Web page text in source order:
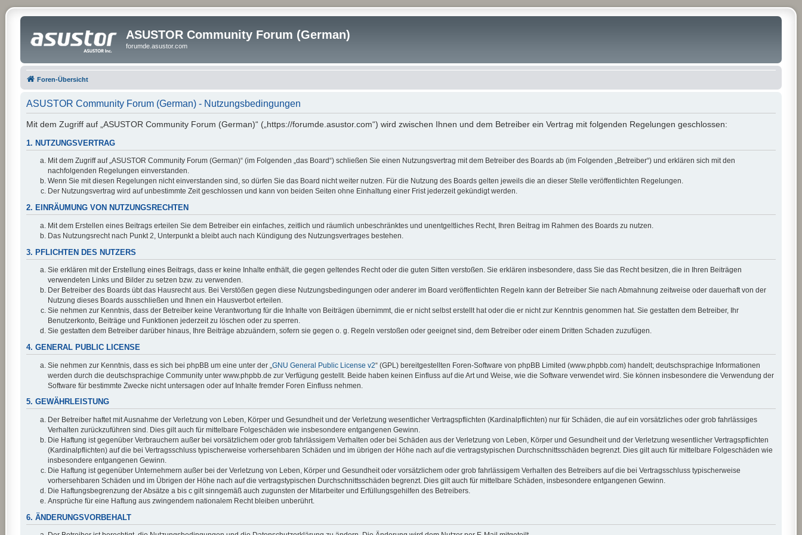
ASUSTOR Community Forum (German)
forumde.asustor.com
Foren-Übersicht
ASUSTOR Community Forum (German) - Nutzungsbedingungen
Mit dem Zugriff auf „ASUSTOR Community Forum (German)“ („https://forumde.asustor.com“) wird zwischen Ihnen und dem Betreiber ein Vertrag mit folgenden Regelungen geschlossen:
1. NUTZUNGSVERTRAG
Mit dem Zugriff auf „ASUSTOR Community Forum (German)“ (im Folgenden „das Board“) schließen Sie einen Nutzungsvertrag mit dem Betreiber des Boards ab (im Folgenden „Betreiber“) und erklären sich mit den
nachfolgenden Regelungen einverstanden.
Wenn Sie mit diesen Regelungen nicht einverstanden sind, so dürfen Sie das Board nicht weiter nutzen. Für die Nutzung des Boards gelten jeweils die an dieser Stelle veröffentlichten Regelungen.
Der Nutzungsvertrag wird auf unbestimmte Zeit geschlossen und kann von beiden Seiten ohne Einhaltung einer Frist jederzeit gekündigt werden.
2. EINRÄUMUNG VON NUTZUNGSRECHTEN
Mit dem Erstellen eines Beitrags erteilen Sie dem Betreiber ein einfaches, zeitlich und räumlich unbeschränktes und unentgeltliches Recht, Ihren Beitrag im Rahmen des Boards zu nutzen.
Das Nutzungsrecht nach Punkt 2, Unterpunkt a bleibt auch nach Kündigung des Nutzungsvertrages bestehen.
3. PFLICHTEN DES NUTZERS
Sie erklären mit der Erstellung eines Beitrags, dass er keine Inhalte enthält, die gegen geltendes Recht oder die guten Sitten verstoßen. Sie erklären insbesondere, dass Sie das Recht besitzen, die in Ihren Beiträgen
verwendeten Links und Bilder zu setzen bzw. zu verwenden.
Der Betreiber des Boards übt das Hausrecht aus. Bei Verstößen gegen diese Nutzungsbedingungen oder anderer im Board veröffentlichten Regeln kann der Betreiber Sie nach Abmahnung zeitweise oder dauerhaft von der
Nutzung dieses Boards ausschließen und Ihnen ein Hausverbot erteilen.
Sie nehmen zur Kenntnis, dass der Betreiber keine Verantwortung für die Inhalte von Beiträgen übernimmt, die er nicht selbst erstellt hat oder die er nicht zur Kenntnis genommen hat. Sie gestatten dem Betreiber, Ihr
Benutzerkonto, Beiträge und Funktionen jederzeit zu löschen oder zu sperren.
Sie gestatten dem Betreiber darüber hinaus, Ihre Beiträge abzuändern, sofern sie gegen o. g. Regeln verstoßen oder geeignet sind, dem Betreiber oder einem Dritten Schaden zuzufügen.
4. GENERAL PUBLIC LICENSE
Sie nehmen zur Kenntnis, dass es sich bei phpBB um eine unter der „ GNU General Public License v2“ (GPL) bereitgestellten Foren-Software von phpBB Limited (www.phpbb.com) handelt; deutschsprachige Informationen
werden durch die deutschsprachige Community unter www.phpbb.de zur Verfügung gestellt. Beide haben keinen Einfluss auf die Art und Weise, wie die Software verwendet wird. Sie können insbesondere die Verwendung der
Software für bestimmte Zwecke nicht untersagen oder auf Inhalte fremder Foren Einfluss nehmen.
5. GEWÄHRLEISTUNG
Der Betreiber haftet mit Ausnahme der Verletzung von Leben, Körper und Gesundheit und der Verletzung wesentlicher Vertragspflichten (Kardinalpflichten) nur für Schäden, die auf ein vorsätzliches oder grob fahrlässiges
Verhalten zurückzuführen sind. Dies gilt auch für mittelbare Folgeschäden wie insbesondere entgangenen Gewinn.
Die Haftung ist gegenüber Verbrauchern außer bei vorsätzlichem oder grob fahrlässigem Verhalten oder bei Schäden aus der Verletzung von Leben, Körper und Gesundheit und der Verletzung wesentlicher Vertragspflichten
(Kardinalpflichten) auf die bei Vertragsschluss typischerweise vorhersehbaren Schäden und im übrigen der Höhe nach auf die vertragstypischen Durchschnittsschäden begrenzt. Dies gilt auch für mittelbare Folgeschäden wie
insbesondere entgangenen Gewinn.
Die Haftung ist gegenüber Unternehmern außer bei der Verletzung von Leben, Körper und Gesundheit oder vorsätzlichem oder grob fahrlässigem Verhalten des Betreibers auf die bei Vertragsschluss typischerweise
vorhersehbaren Schäden und im Übrigen der Höhe nach auf die vertragstypischen Durchschnittsschäden begrenzt. Dies gilt auch für mittelbare Schäden, insbesondere entgangenen Gewinn.
Die Haftungsbegrenzung der Absätze a bis c gilt sinngemäß auch zugunsten der Mitarbeiter und Erfüllungsgehilfen des Betreibers.
Ansprüche für eine Haftung aus zwingendem nationalem Recht bleiben unberührt.
6. ÄNDERUNGSVORBEHALT